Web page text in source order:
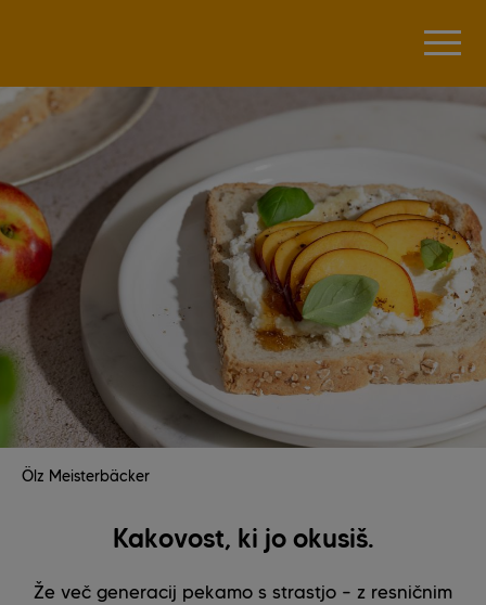
Ölz Meisterbäcker
Kakovost, ki jo okusiš.
Že več generacij pekamo s strastjo – z resničnim